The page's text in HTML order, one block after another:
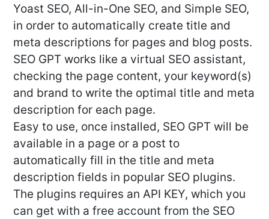
Yoast SEO, All-in-One SEO, and Simple SEO,
in order to automatically create title and
meta descriptions for pages and blog posts.
SEO GPT works like a virtual SEO assistant,
checking the page content, your keyword(s)
and brand to write the optimal title and meta
description for each page.
Easy to use, once installed, SEO GPT will be
available in a page or a post to
automatically fill in the title and meta
description fields in popular SEO plugins.
The plugins requires an API KEY, which you
can get with a free account from the SEO